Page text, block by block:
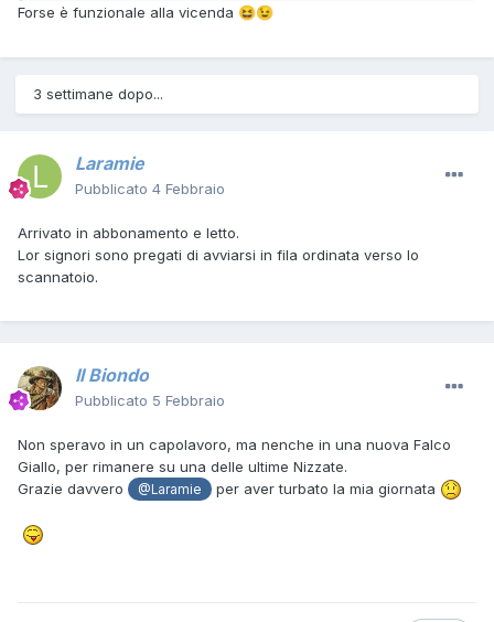
Forse è funzionale alla vicenda 😆😉
3 settimane dopo...
Laramie
Pubblicato 4 Febbraio
Arrivato in abbonamento e letto.
Lor signori sono pregati di avviarsi in fila ordinata verso lo
scannatoio.
Il Biondo
Pubblicato 5 Febbraio
Non speravo in un capolavoro, ma nenche in una nuova Falco
Giallo, per rimanere su una delle ultime Nizzate.
Grazie davvero
@Laramie per aver turbato la mia giornata